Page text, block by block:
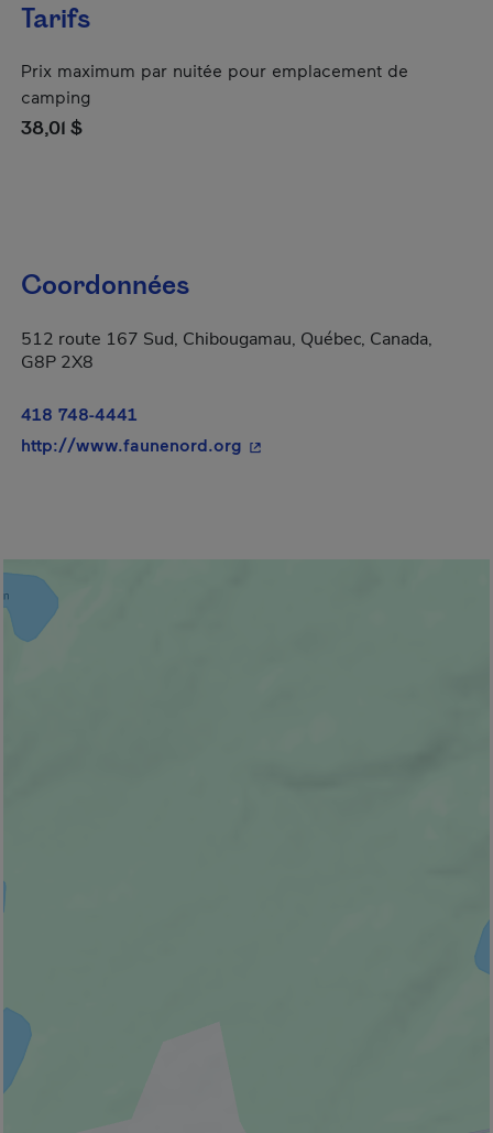
Tarifs
Prix maximum par nuitée pour emplacement de
camping
38,01 $
Coordonnées
512 route 167 Sud, Chibougamau, Québec, Canada,
G8P 2X8
418 748-4441
http://www.faunenord.org - Cet hyperlien s'ouvrira